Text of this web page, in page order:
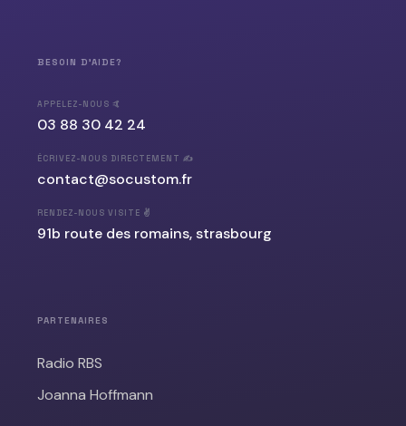
BESOIN D'AIDE?
APPELEZ-NOUS 🤙
03 88 30 42 24
ÉCRIVEZ-NOUS DIRECTEMENT ✍️
contact@socustom.fr
RENDEZ-NOUS VISITE ✌️
91b route des romains, strasbourg
PARTENAIRES
Radio RBS
Joanna Hoffmann